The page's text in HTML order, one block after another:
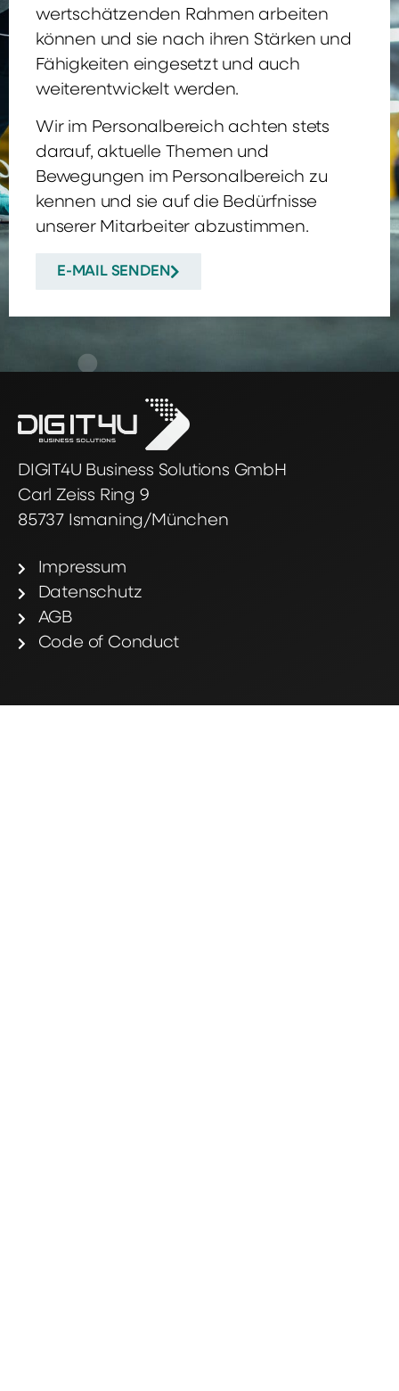
wertschätzenden Rahmen arbeiten
können und sie nach ihren Stärken und
Fähigkeiten eingesetzt und auch
weiterentwickelt werden.
Wir im Personalbereich achten stets
darauf, aktuelle Themen und
Bewegungen im Personalbereich zu
kennen und sie auf die Bedürfnisse
unserer Mitarbeiter abzustimmen.
E-MAIL SENDEN
DIGIT4U Business Solutions GmbH
Carl Zeiss Ring 9
85737 Ismaning/München
Impressum
Datenschutz
AGB
Code of Conduct